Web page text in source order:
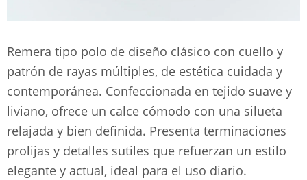
Remera tipo polo de diseño clásico con cuello y
patrón de rayas múltiples, de estética cuidada y
contemporánea. Confeccionada en tejido suave y
liviano, ofrece un calce cómodo con una silueta
relajada y bien definida. Presenta terminaciones
prolijas y detalles sutiles que refuerzan un estilo
elegante y actual, ideal para el uso diario.